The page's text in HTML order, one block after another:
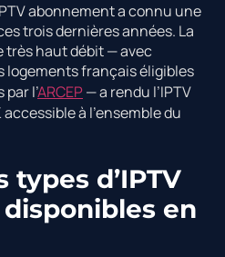
abonnement a connu une
trois dernières années. La
très haut débit — avec
logements français éligibles
l’ARCEP— a rendu l’IPTV
à l’ensemble du
d’IPTV
en